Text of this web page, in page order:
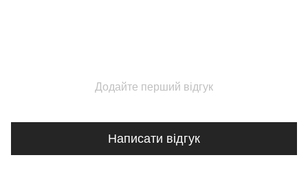
Додайте перший відгук
Написати відгук